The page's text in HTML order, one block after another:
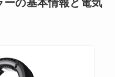
の基本情報と電気